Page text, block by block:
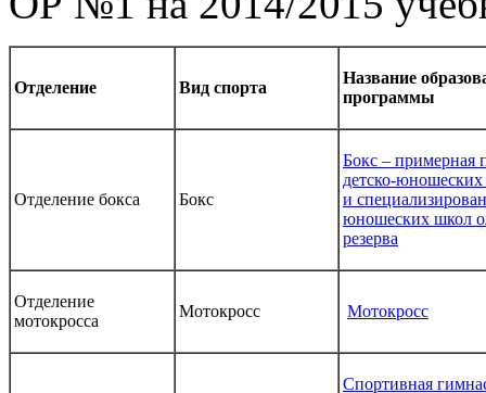
Отделение Вид спорта
Название
программы
Отделение бокса Бокс
Бокс – примерная
детско-
и
юношеских школ
резерва
Отделение
мотокросса
Мотокросс Мотокросс
Спортивная